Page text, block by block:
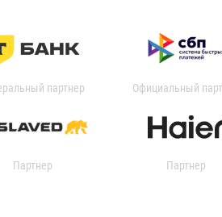
партнер Официальный
Партнер Партнер